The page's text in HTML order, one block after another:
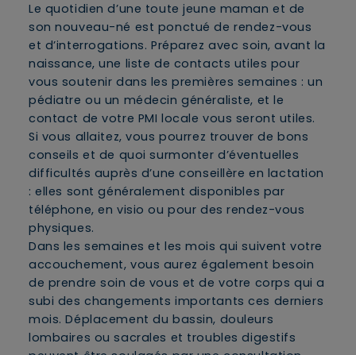
Le quotidien d’une toute jeune maman et de
son nouveau-né est ponctué de rendez-vous
et d’interrogations. Préparez avec soin, avant la
naissance, une liste de contacts utiles pour
vous soutenir dans les premières semaines : un
pédiatre ou un médecin généraliste, et le
contact de votre PMI locale vous seront utiles.
Si vous allaitez, vous pourrez trouver de bons
conseils et de quoi surmonter d’éventuelles
difficultés auprès d’une conseillère en lactation
: elles sont généralement disponibles par
téléphone, en visio ou pour des rendez-vous
physiques.
Dans les semaines et les mois qui suivent votre
accouchement, vous aurez également besoin
de prendre soin de vous et de votre corps qui a
subi des changements importants ces derniers
mois. Déplacement du bassin, douleurs
lombaires ou sacrales et troubles digestifs